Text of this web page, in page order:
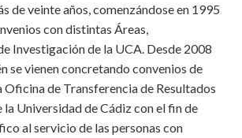
de veinte años, comenzándose en 1995
con distintas Áreas,
Investigación de la UCA. Desde 2008
se vienen concretando convenios de
de Transferencia de Resultados
Universidad de Cádiz con el fin de
al servicio de las personas con